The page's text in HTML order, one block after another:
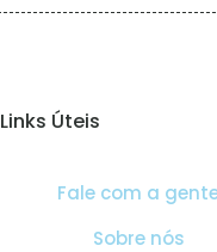
Links Úteis
Fale com a
Sobre nós